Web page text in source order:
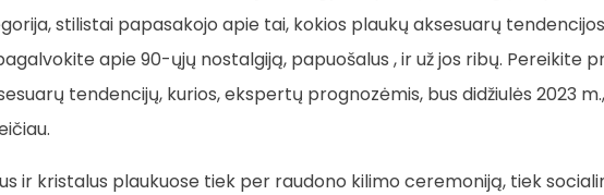
stilistai papasakojo apie tai, kokios plaukų aksesuarų
apie 90-ųjų nostalgiją, papuošalus , ir už jos ribų. Pereikite
tendencijų, kurios, ekspertų prognozėmis, bus didžiulės 2023
ir kristalus plaukuose tiek per raudono kilimo ceremoniją, tiek